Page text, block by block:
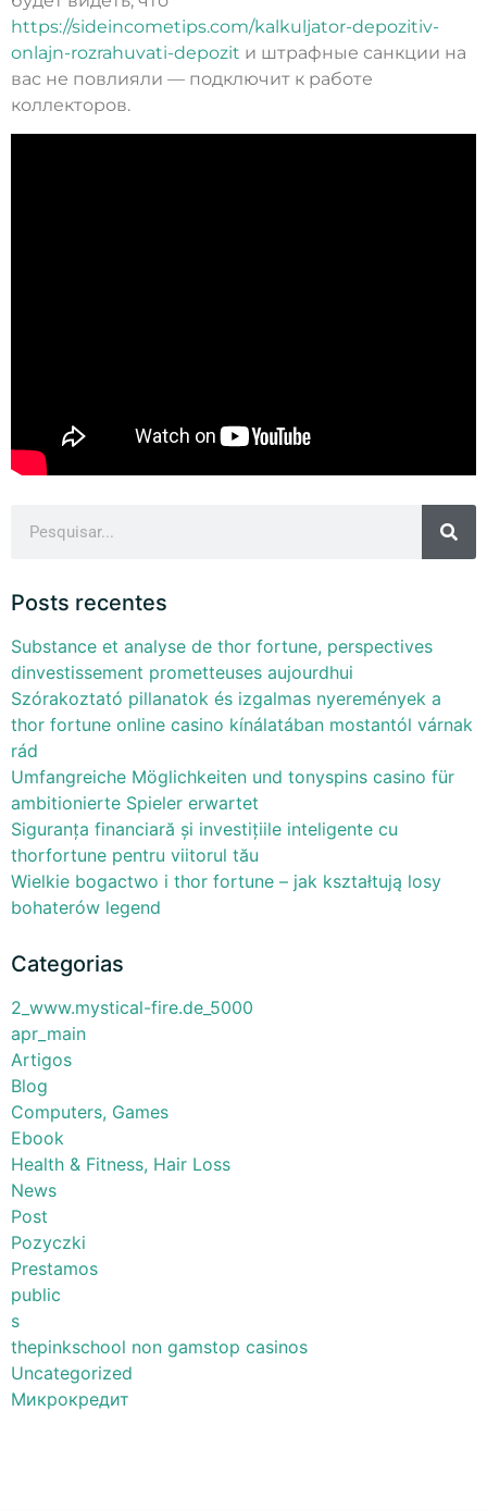
https://sideincometips.com/kalkuljator-depozitiv-
onlajn-rozrahuvati-depozit и штрафные санкции на
вас не повлияли — подключит к работе
коллекторов.
Posts recentes
Substance et analyse de thor fortune, perspectives
dinvestissement prometteuses aujourdhui
Szórakoztató pillanatok és izgalmas nyeremények a
thor fortune online casino kínálatában mostantól várnak
rád
Umfangreiche Möglichkeiten und tonyspins casino für
ambitionierte Spieler erwartet
Siguranța financiară și investițiile inteligente cu
thorfortune pentru viitorul tău
Wielkie bogactwo i thor fortune – jak kształtują losy
bohaterów legend
Categorias
2_www.mystical-fire.de_5000
apr_main
Artigos
Blog
Computers, Games
Ebook
Health & Fitness, Hair Loss
News
Post
Pozyczki
Prestamos
public
s
thepinkschool non gamstop casinos
Uncategorized
Микрокредит